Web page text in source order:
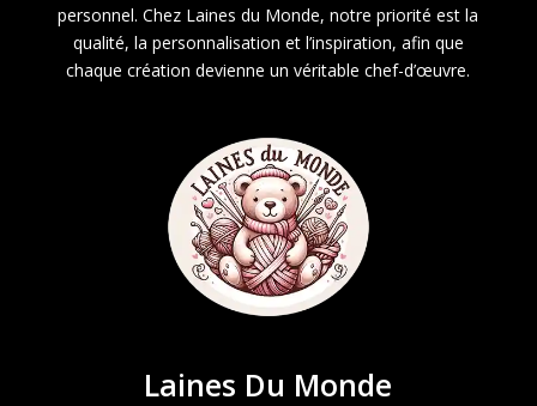
personnel. Chez Laines du Monde, notre priorité est la
qualité, la personnalisation et l’inspiration, afin que
chaque création devienne un véritable chef-d’œuvre.
Laines Du Monde